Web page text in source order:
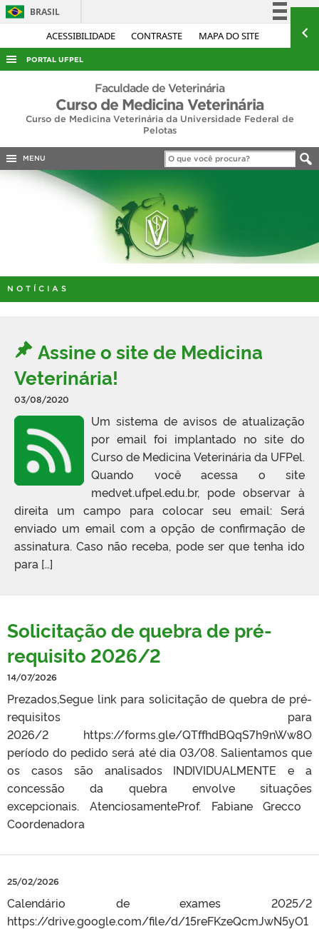
ACESSIBILIDADE CONTRASTE MAPA DO SITE
BRASIL
Simplifique!
Acesso à informação
Legislação
PORTAL UFPEL
ACESSO À INFORMAÇÃO
AUDITORIA
CONCURSOS
TELEFONES
Faculdade de Veterinária
Curso de Medicina Veterinária
Curso de Medicina Veterinária da Universidade Federal de
Pelotas
MENU
NOTÍCIAS
Assine o site de Medicina
Veterinária!
03/08/2020
Um sistema de avisos de atualização
por email foi implantado no site do
Curso de Medicina Veterinária da UFPel.
Quando você acessa o site
medvet.ufpel.edu.br, pode observar à
direita um campo para colocar seu email: Será
enviado um email com a opção de confirmação de
assinatura. Caso não receba, pode ser que tenha ido
para […]
Solicitação de quebra de pré-
requisito 2026/2
14/07/2026
Prezados,Segue link para solicitação de quebra de pré-
requisitos para
2026/2 https://forms.gle/QTffhdBQqS7h9nWw8O
período do pedido será até dia 03/08. Salientamos que
os casos são analisados INDIVIDUALMENTE e a
concessão da quebra envolve situações
excepcionais. AtenciosamenteProf. Fabiane Grecco ​​​​​​​
Coordenadora
25/02/2026
Calendário de exames 2025/2
https://drive.google.com/file/d/15reFKzeQcmJwN5yO1